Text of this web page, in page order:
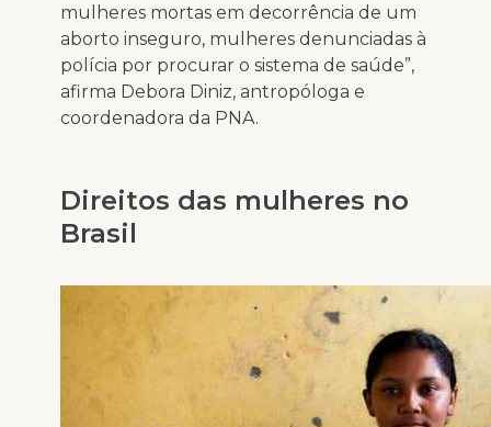
mulheres mortas em decorrência de um
aborto inseguro, mulheres denunciadas à
polícia por procurar o sistema de saúde”,
afirma Debora Diniz, antropóloga e
coordenadora da PNA.
Direitos das mulheres no
Brasil